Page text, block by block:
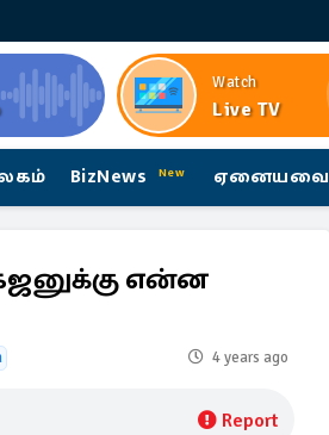
Watch
Live TV
BizNews New ஏனையவை
என்ன
4 years ago
Report